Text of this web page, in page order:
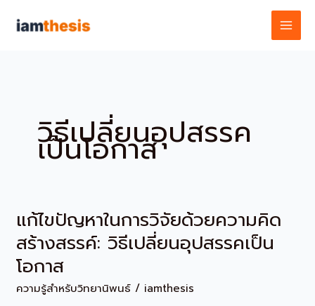
วิธีเปลี่ยนอุปสรรค
เป็นโอกาส
แก้ไขปัญหาในการวิจัยด้วยความคิด
สร้างสรรค์: วิธีเปลี่ยนอุปสรรคเป็น
โอกาส
ความรู้สำหรับวิทยานิพนธ์ / iamthesis
แก้ไข
ปัญหา
ใน
การ
วิจัย